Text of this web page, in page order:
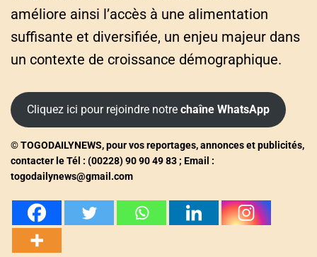
améliore ainsi l’accès à une alimentation
suffisante et diversifiée, un enjeu majeur dans
un contexte de croissance démographique.
Cliquez ici pour rejoindre notre chaîne WhatsApp
© TOGODAILYNEWS, pour vos reportages, annonces et publicités,
contacter le Tél : (00228) 90 90 49 83 ; Email :
togodailynews@gmail.com